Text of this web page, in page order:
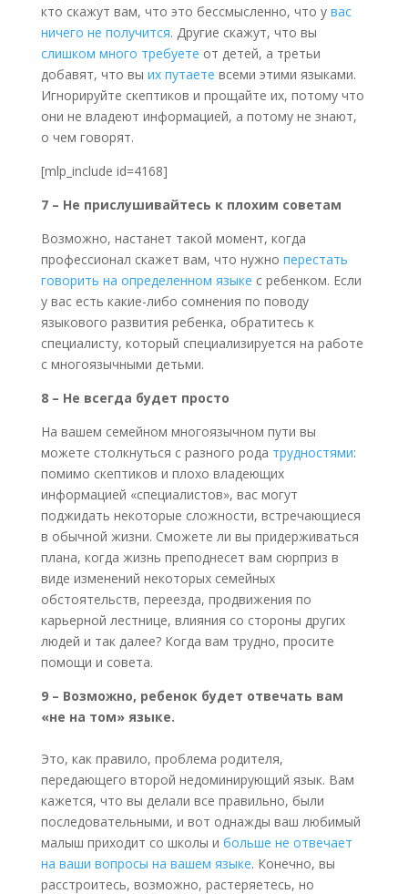
кто скажут вам, что это бессмысленно, что у вас
ничего не получится. Другие скажут, что вы
слишком много требуете от детей, а третьи
добавят, что вы их путаете всеми этими языками.
Игнорируйте скептиков и прощайте их, потому что
они не владеют информацией, а потому не знают,
о чем говорят.
[mlp_include id=4168]
7 – Не прислушивайтесь к плохим советам
Возможно, настанет такой момент, когда
профессионал скажет вам, что нужно перестать
говорить на определенном языке с ребенком. Если
у вас есть какие-либо сомнения по поводу
языкового развития ребенка, обратитесь к
специалисту, который специализируется на работе
с многоязычными детьми.
8 – Не всегда будет просто
На вашем семейном многоязычном пути вы
можете столкнуться с разного рода трудностями:
помимо скептиков и плохо владеющих
информацией «специалистов», вас могут
поджидать некоторые сложности, встречающиеся
в обычной жизни. Сможете ли вы придерживаться
плана, когда жизнь преподнесет вам сюрприз в
виде изменений некоторых семейных
обстоятельств, переезда, продвижения по
карьерной лестнице, влияния со стороны других
людей и так далее? Когда вам трудно, просите
помощи и совета.
9 – Возможно, ребенок будет отвечать вам
«не на том» языке.
Это, как правило, проблема родителя,
передающего второй недоминирующий язык. Вам
кажется, что вы делали все правильно, были
последовательными, и вот однажды ваш любимый
малыш приходит со школы и больше не отвечает
на ваши вопросы на вашем языке. Конечно, вы
расстроитесь, возможно, растеряетесь, но